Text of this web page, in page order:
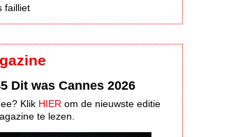
failliet
Dit was Cannes 2026
Klik HIER om de nieuwste editie
te lezen.